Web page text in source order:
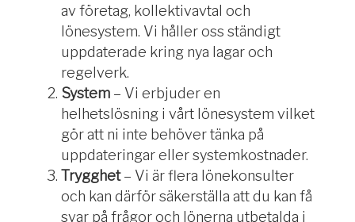
av företag, kollektivavtal och
lönesystem. Vi håller oss ständigt
uppdaterade kring nya lagar och
regelverk.
System– Vi erbjuderen
helhetslösning i vårt lönesystem vilket
gör att ni inte behöver tänka på
uppdateringar eller systemkostnader.
Trygghet– Vi är flera lönekonsulter
och kan därför säkerställa att du kan få
svar på frågor och lönerna utbetalda i